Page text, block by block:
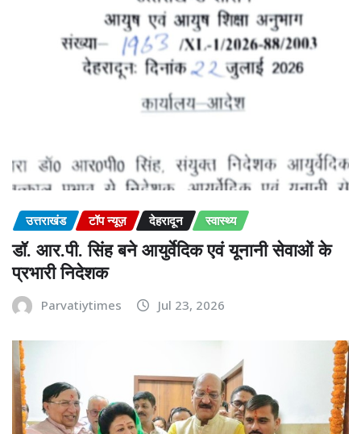
उत्तराखंड टॉप न्यूज़ देहरादून स्वास्थ्य
डॉ. आर.पी. सिंह बने आयुर्वेदिक एवं यूनानी सेवाओं के
प्रभारी निदेशक
Parvatiytimes Jul 23, 2026